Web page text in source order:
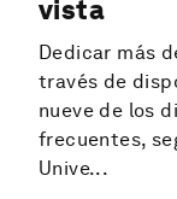
vista
Dedicar más
través de
nueve de los
frecuentes,
Unive...